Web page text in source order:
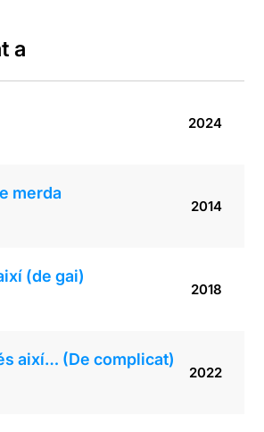
a
2024
merda
2014
(de gai)
2018
així… (De complicat)
2022